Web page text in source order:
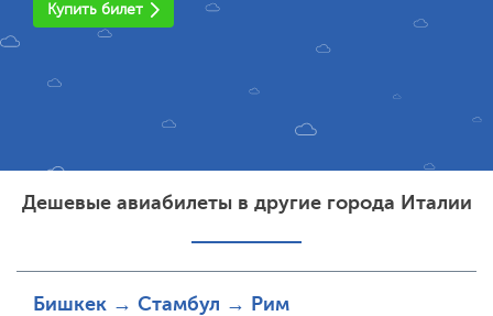
Купить билет
Дешевые авиабилеты в другие города Италии
Бишкек → Стамбул → Рим